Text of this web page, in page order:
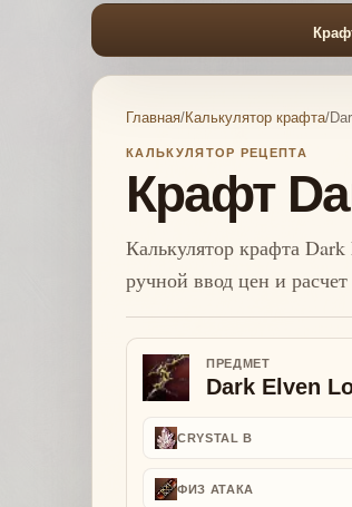
Главная/Калькулятор крафта/
КАЛЬКУЛЯТОР РЕЦЕПТА
Крафт
Калькулятор крафта
ручной ввод цен и
ПРЕДМЕТ
Dark Elven
CRYSTAL B
ФИЗ АТАКА